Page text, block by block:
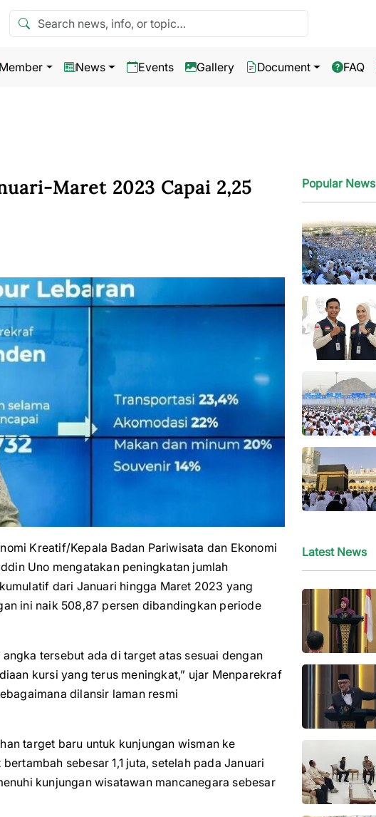
Search news
Member News Events Gallery Document FAQ
Maret 2023 Capai 2,25
Kreatif/Kepala Badan Pariwisata dan Ekonomi
Uno mengatakan peningkatan jumlah
dari Januari hingga Maret 2023 yang
ini naik 508,87 persen dibandingkan periode
tersebut ada di target atas sesuai dengan
kursi yang terus meningkat,” ujar Menparekraf
dilansir laman resmi
target baru untuk kunjungan wisman ke
sebesar 1,1 juta, setelah pada Januari
kunjungan wisatawan mancanegara sebesar
Popular News
Latest News